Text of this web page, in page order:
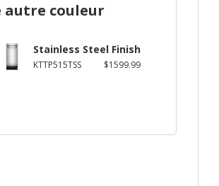
autre couleur
Stainless Steel Finish
KTTP515TSS $1599.99